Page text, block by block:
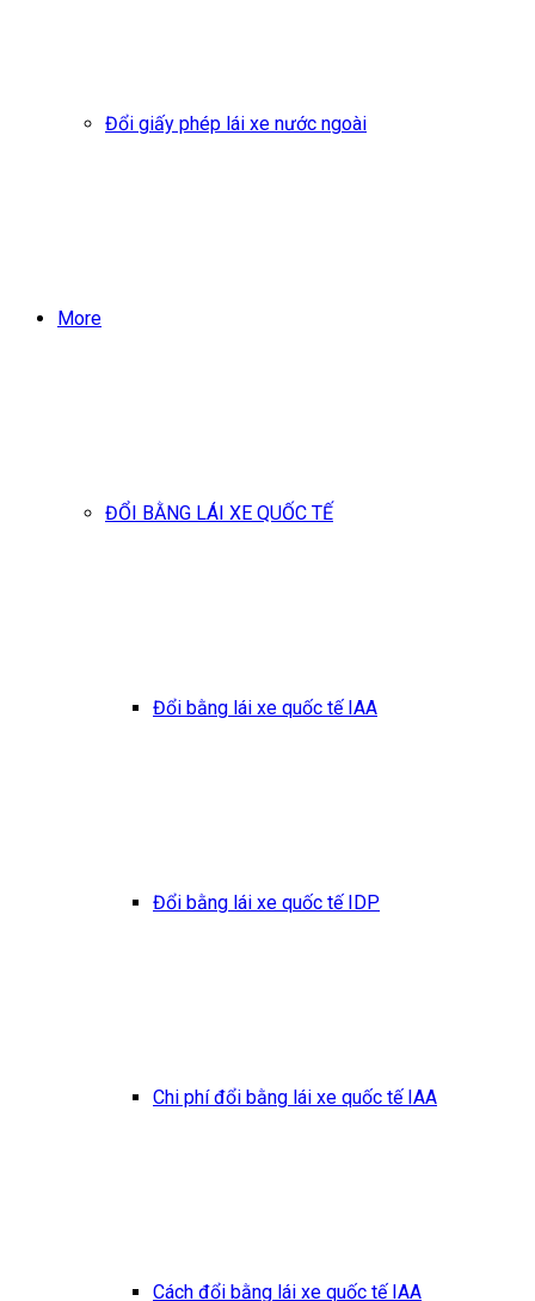
Đổi giấy phép lái xe nước ngoài
More
ĐỔI BẰNG LÁI XE QUỐC TẾ
Đổi bằng lái xe quốc tế IAA
Đổi bằng lái xe quốc tế IDP
Chi phí đổi bằng lái xe quốc tế IAA
Cách đổi bằng lái xe quốc tế IAA